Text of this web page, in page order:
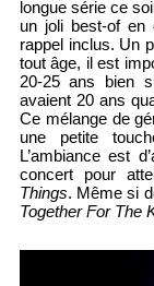
longue série ce
un joli best-of en
rappel inclus. Un
tout âge, il est
20-25 ans bien
avaient 20 ans
Ce mélange de
une petite
L’ambiance est
concert pour
Things. Même si
Together For The